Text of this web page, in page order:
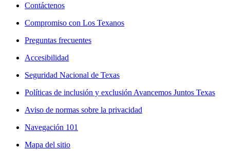
Contáctenos
Compromiso con Los Texanos
Preguntas frecuentes
Accesibilidad
Seguridad Nacional de Texas
Políticas de inclusión y exclusión Avancemos Juntos Texas
Aviso de normas sobre la privacidad
Navegación 101
Mapa del sitio